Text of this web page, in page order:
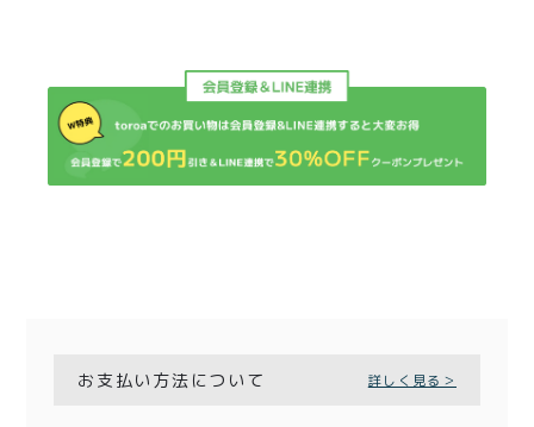
お支払い方法について 詳しく見る＞